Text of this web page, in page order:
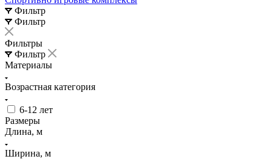
Фильтр
Фильтр
Фильтры
Фильтр
Материалы
Возрастная категория
6-12 лет
Размеры
Длина, м
Ширина, м